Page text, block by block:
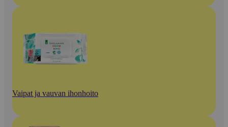
Vaipat ja vauvan ihonhoito